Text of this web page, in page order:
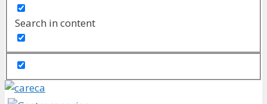
Search in content